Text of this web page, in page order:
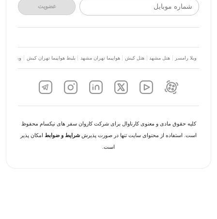
شماره موبایل عضویت
ویلا رامسر هتل مشهد هتل کیش هواپیما تهران مشهد بلیط هواپیما تهران کیش ویلا شمال
کلیه حقوق مادی و معنوی کارناوال برای شرکت کاروان سفر های نیکسام محفوظ
است. استفاده از محتوای سایت تنها در صورت پذیرش شرایط و ضوابط
امکان پذیر
است.